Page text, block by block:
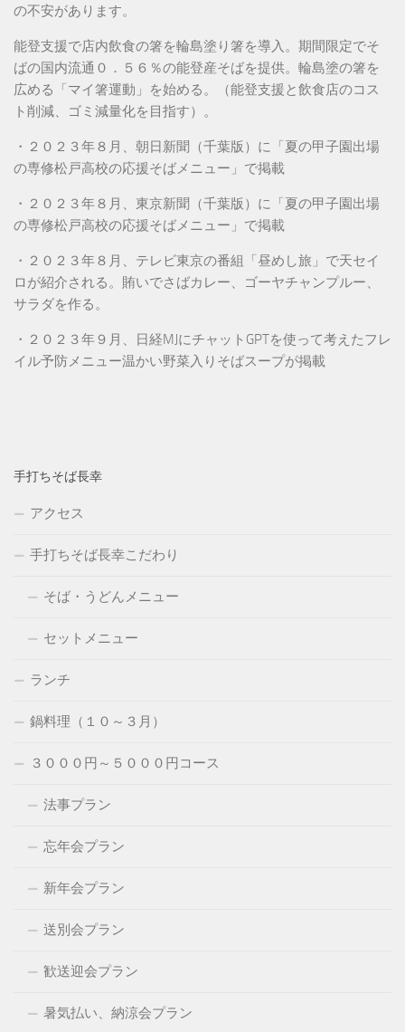
の不安があります。
能登支援で店内飲食の箸を輪島塗り箸を導入。期間限定でそ
ばの国内流通０．５６％の能登産そばを提供。輪島塗の箸を
広める「マイ箸運動」を始める。（能登支援と飲食店のコス
ト削減、ゴミ減量化を目指す）。
・２０２３年８月、朝日新聞（千葉版）に「夏の甲子園出場
の専修松戸高校の応援そばメニュー」で掲載
・２０２３年８月、東京新聞（千葉版）に「夏の甲子園出場
の専修松戸高校の応援そばメニュー」で掲載
・２０２３年８月、テレビ東京の番組「昼めし旅」で天セイ
ロが紹介される。賄いでさばカレー、ゴーヤチャンプルー、
サラダを作る。
・２０２３年９月、日経MJにチャットGPTを使って考えたフレ
イル予防メニュー温かい野菜入りそばスープが掲載
手打ちそば長幸
アクセス
手打ちそば長幸こだわり
そば・うどんメニュー
セットメニュー
ランチ
鍋料理（１０～３月）
３０００円～５０００円コース
法事プラン
忘年会プラン
新年会プラン
送別会プラン
歓送迎会プラン
暑気払い、納涼会プラン